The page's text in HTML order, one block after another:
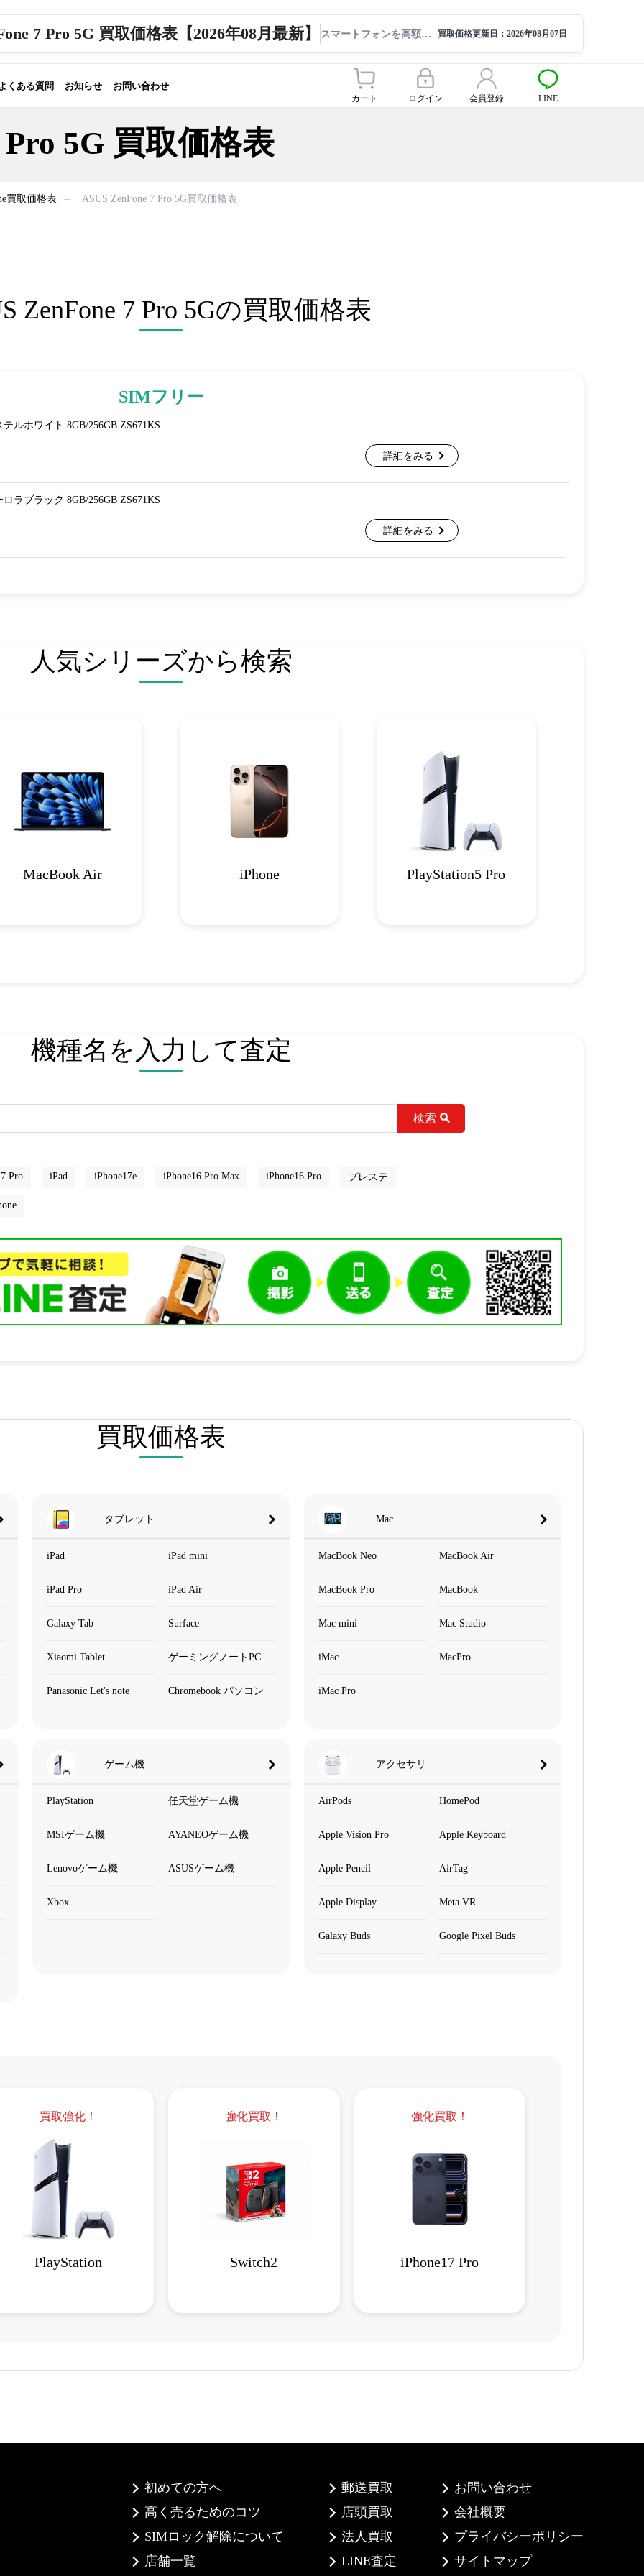
7 Pro 5G 買取価格表【2026年08月最新】 スマートフォンを高額買取ならサクモバ買取【公式】 買取価格更新日： 2026年08月07日
くある質問 お知らせ お問い合わせ
カート ログイン 会員登録 LINE
5G 買取価格表
買取価格表 ASUS ZenFone 7 Pro 5G買取価格表
ZenFone 7 Pro 5Gの買取価格表
SIMフリー
ルホワイト 8GB/256GB ZS671KS
詳細をみる
ラブラック 8GB/256GB ZS671KS
詳細をみる
人気シリーズから検索
MacBook Air iPhone PlayStation5 Pro
機種名を入力して査定
検索
Pro iPad iPhone17e iPhone16 Pro Max iPhone16 Pro プレステ
買取価格表
タブレット
iPad iPad mini
iPad Pro iPad Air
Galaxy Tab Surface
Xiaomi Tablet ゲーミングノートPC
Panasonic Let's note Chromebook パソコン
Mac
MacBook Neo MacBook Air
MacBook Pro MacBook
Mac mini Mac Studio
iMac MacPro
iMac Pro
ゲーム機
PlayStation 任天堂ゲーム機
MSIゲーム機 AYANEOゲーム機
Lenovoゲーム機 ASUSゲーム機
Xbox
アクセサリ
AirPods HomePod
Apple Vision Pro Apple Keyboard
Apple Pencil AirTag
Apple Display Meta VR
Galaxy Buds Google Pixel Buds
買取強化！
PlayStation
強化買取！
Switch2
強化買取！
iPhone17 Pro
初めての方へ
高く売るためのコツ
SIMロック解除について
店舗一覧
郵送買取
店頭買取
法人買取
LINE査定
お問い合わせ
会社概要
プライバシーポリシー
サイトマップ